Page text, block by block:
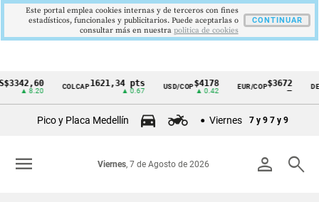
Cintillo
Colombia
▲ 8.20
COLCAP1621,34 pts
▲ 0.67
USD/COP$4178
▲ 0.42
EUR/COP$3672
Pico y Placa Medellín Viernes 7 y 9 7 y 9
person search
Viernes, 7 de Agosto de 2026
menu
Este portal emplea cookies internas y de terceros con fines
estadísticos, funcionales y publicitarios. Puede aceptarlas o
consultar más en nuestra politica de cookies
CONTINUAR